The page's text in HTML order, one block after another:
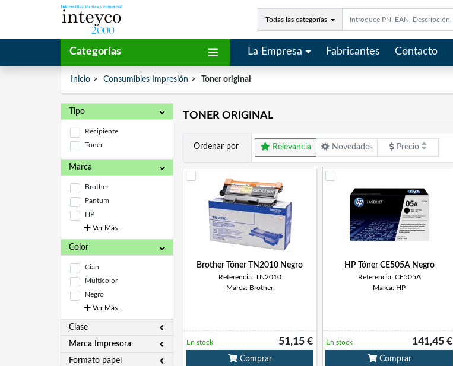
Todas las categorías
Categorías La Empresa Fabricantes Contacto
Inicio Consumibles Impresión Toner original
Tipo
Recipiente
Toner
Marca
Brother
Pantum
HP
Ver Más...
Color
Cian
Multicolor
Negro
Ver Más...
Clase
Marca Impresora
Formato papel
TONER ORIGINAL
Ordenar por Relevancia Novedades Precio
Brother Tóner TN2010 Negro
Referencia: TN2010
Marca: Brother
51,15 €
En stock
Comprar
HP Tóner CE505A Negro
Referencia: CE505A
Marca: HP
141,45 €
En stock
Comprar